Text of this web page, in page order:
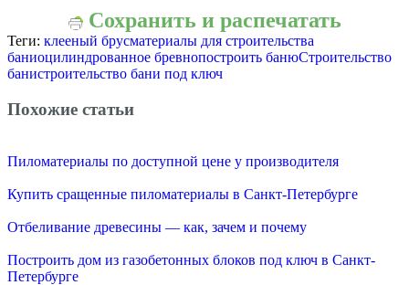
Сохранить и распечатать
Теги: клееный брусматериалы для строительства
баниоцилиндрованное бревнопостроить банюСтроительство
банистроительство бани под ключ
Похожие статьи
Пиломатериалы по доступной цене у производителя
Купить сращенные пиломатериалы в Санкт-Петербурге
Отбеливание древесины — как, зачем и почему
Построить дом из газобетонных блоков под ключ в Санкт-
Петербурге